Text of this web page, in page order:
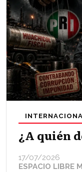
¿A quién
ESPACIO LIBRE
17/07/2026